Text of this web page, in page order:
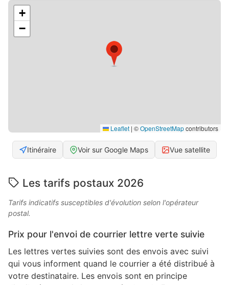
+
−
Leaflet | ©OpenStreetMapcontributors
Itinéraire Voir sur Google Maps Vue satellite
Les tarifs postaux 2026
Tarifs indicatifs susceptibles d'évolution selon l'opérateur
postal.
Prix pour l'envoi de courrier lettre verte suivie
Les lettres vertes suivies sont des envois avec suivi
qui vous informent quand le courrier a été distribué à
votre destinataire. Les envois sont en principe